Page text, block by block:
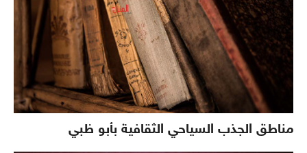
مناطق الجذب السياحي الثقافية بأبو ظبي